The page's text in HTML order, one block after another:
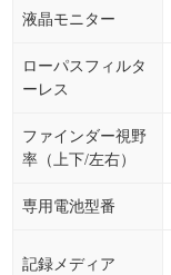
液晶モニター
ローパスフィルタ
ーレス
ファインダー視野
率（上下/左右）
専用電池型番
記録メディア